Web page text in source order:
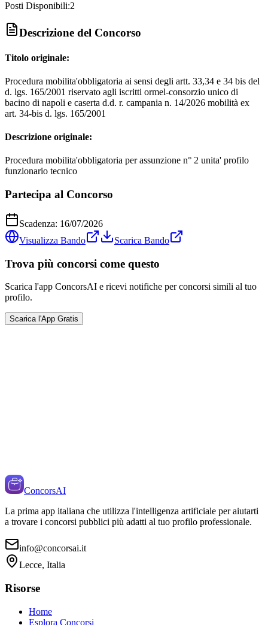
Posti Disponibili:2
Descrizione del Concorso
Titolo originale:
Procedura mobilita'obbligatoria ai sensi degli artt. 33,34 e 34 bis del
d. lgs. 165/2001 riservato agli iscritti ormel-consorzio unico di
bacino di napoli e caserta d.d. r. campania n. 14/2026 mobilità ex
art. 34-bis d. lgs. 165/2001
Descrizione originale:
Procedura mobilita'obbligatoria per assunzione n° 2 unita' profilo
funzionario tecnico
Partecipa al Concorso
Scadenza: 16/07/2026
Visualizza Bando
Scarica Bando
Trova più concorsi come questo
Scarica l'app ConcorsAI e ricevi notifiche per concorsi simili al tuo
profilo.
Scarica l'App Gratis
ConcorsAI
La prima app italiana che utilizza l'intelligenza artificiale per aiutarti
a trovare i concorsi pubblici più adatti al tuo profilo professionale.
info@concorsai.it
Lecce, Italia
Risorse
Home
Esplora Concorsi